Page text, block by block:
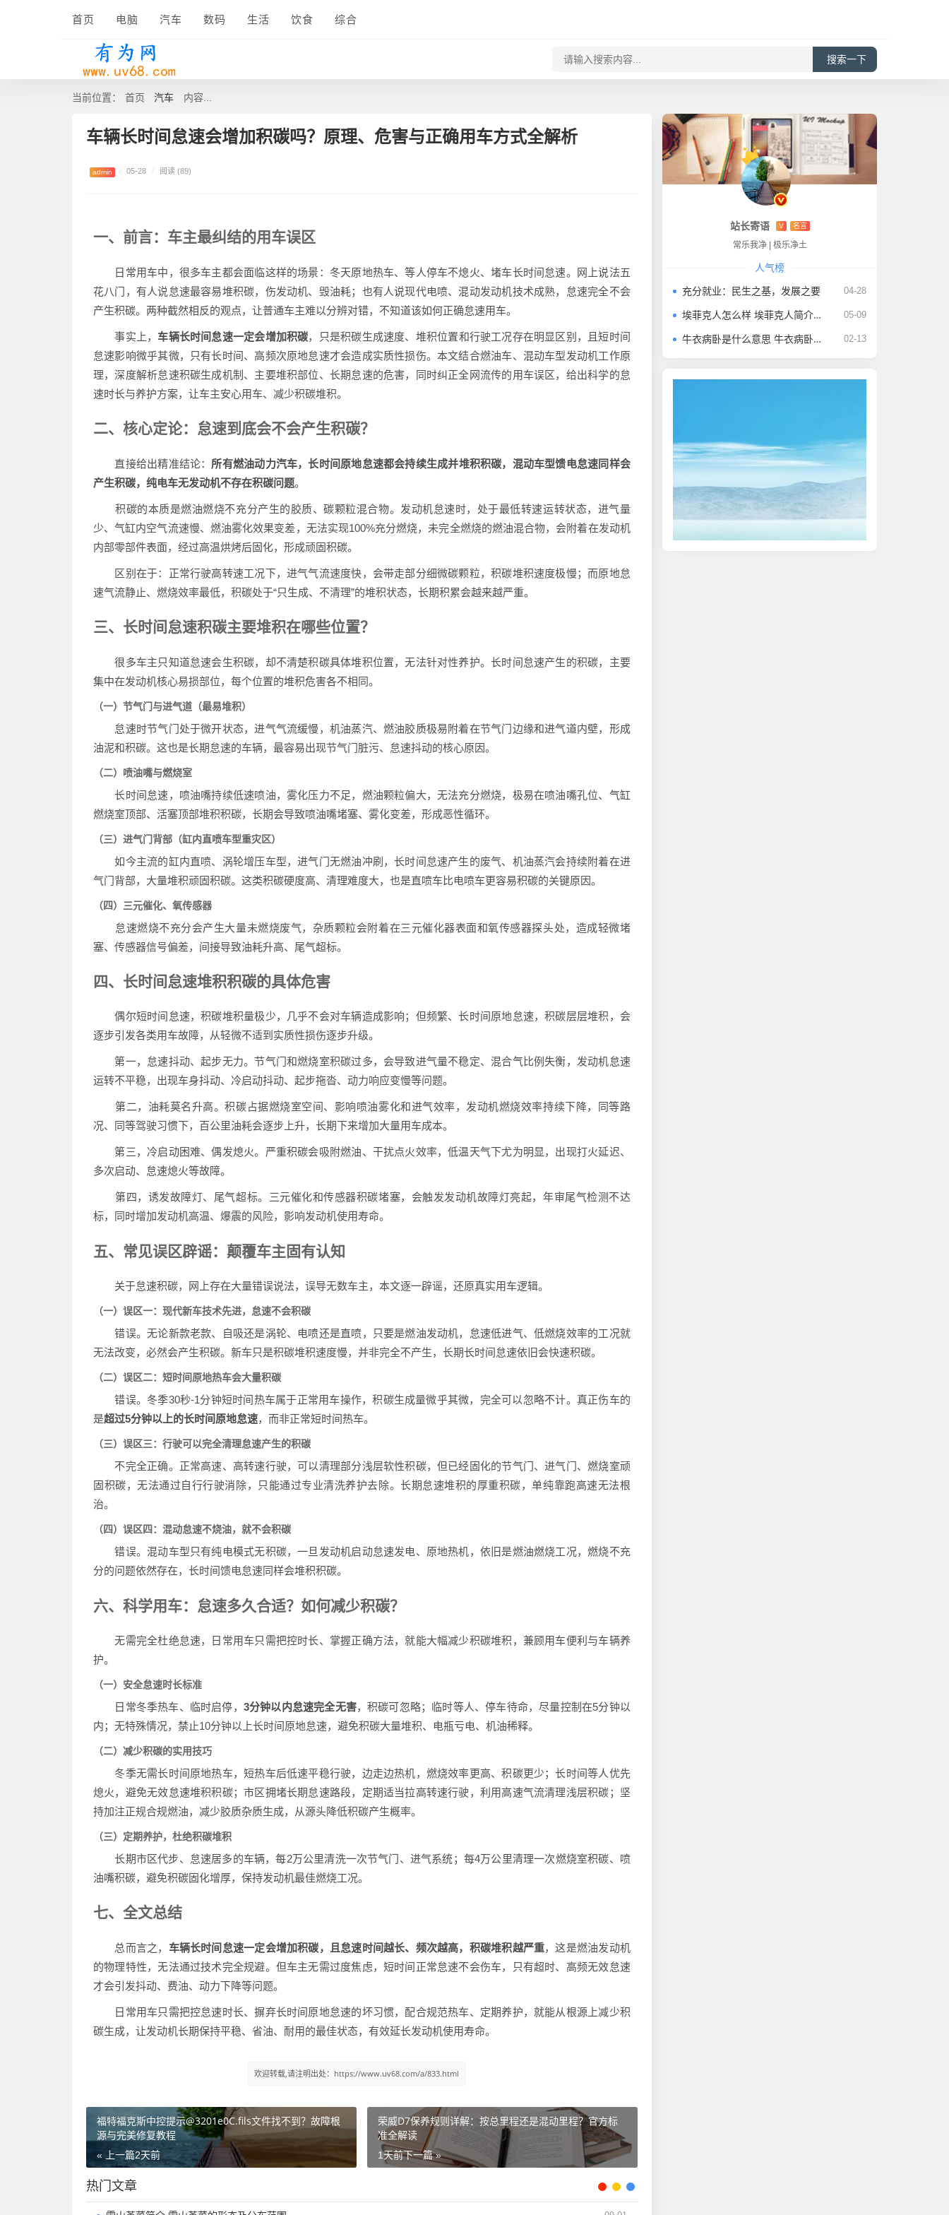
首页 电脑 汽车 数码 生活 饮食 综合
搜索一下
当前位置： 首页 汽车 内容...
车辆长时间怠速会增加积碳吗？原理、危害与正确用车方式全解析
admin / 05-28 / 阅读 (89)
一、前言：车主最纠结的用车误区
日常用车中，很多车主都会面临这样的场景：冬天原地热车、等人停车不熄火、堵车长时间怠速。网上说法五
花八门，有人说怠速最容易堆积碳，伤发动机、毁油耗；也有人说现代电喷、混动发动机技术成熟，怠速完全不会
产生积碳。两种截然相反的观点，让普通车主难以分辨对错，不知道该如何正确怠速用车。
事实上， 车辆长时间怠速一定会增加积碳，只是积碳生成速度、堆积位置和行驶工况存在明显区别，且短时间
怠速影响微乎其微，只有长时间、高频次原地怠速才会造成实质性损伤。本文结合燃油车、混动车型发动机工作原
理，深度解析怠速积碳生成机制、主要堆积部位、长期怠速的危害，同时纠正全网流传的用车误区，给出科学的怠
速时长与养护方案，让车主安心用车、减少积碳堆积。
二、核心定论：怠速到底会不会产生积碳？
直接给出精准结论： 所有燃油动力汽车，长时间原地怠速都会持续生成并堆积积碳，混动车型馈电怠速同样会
产生积碳，纯电车无发动机不存在积碳问题。
积碳的本质是燃油燃烧不充分产生的胶质、碳颗粒混合物。发动机怠速时，处于最低转速运转状态，进气量
少、气缸内空气流速慢、燃油雾化效果变差，无法实现100%充分燃烧，未完全燃烧的燃油混合物，会附着在发动机
内部零部件表面，经过高温烘烤后固化，形成顽固积碳。
区别在于：正常行驶高转速工况下，进气气流速度快，会带走部分细微碳颗粒，积碳堆积速度极慢；而原地怠
速气流静止、燃烧效率最低，积碳处于“只生成、不清理”的堆积状态，长期积累会越来越严重。
三、长时间怠速积碳主要堆积在哪些位置？
很多车主只知道怠速会生积碳，却不清楚积碳具体堆积位置，无法针对性养护。长时间怠速产生的积碳，主要
集中在发动机核心易损部位，每个位置的堆积危害各不相同。
（一）节气门与进气道（最易堆积）
怠速时节气门处于微开状态，进气气流缓慢，机油蒸汽、燃油胶质极易附着在节气门边缘和进气道内壁，形成
油泥和积碳。这也是长期怠速的车辆，最容易出现节气门脏污、怠速抖动的核心原因。
（二）喷油嘴与燃烧室
长时间怠速，喷油嘴持续低速喷油，雾化压力不足，燃油颗粒偏大，无法充分燃烧，极易在喷油嘴孔位、气缸
燃烧室顶部、活塞顶部堆积积碳，长期会导致喷油嘴堵塞、雾化变差，形成恶性循环。
（三）进气门背部（缸内直喷车型重灾区）
如今主流的缸内直喷、涡轮增压车型，进气门无燃油冲刷，长时间怠速产生的废气、机油蒸汽会持续附着在进
气门背部，大量堆积顽固积碳。这类积碳硬度高、清理难度大，也是直喷车比电喷车更容易积碳的关键原因。
（四）三元催化、氧传感器
怠速燃烧不充分会产生大量未燃烧废气，杂质颗粒会附着在三元催化器表面和氧传感器探头处，造成轻微堵
塞、传感器信号偏差，间接导致油耗升高、尾气超标。
四、长时间怠速堆积积碳的具体危害
偶尔短时间怠速，积碳堆积量极少，几乎不会对车辆造成影响；但频繁、长时间原地怠速，积碳层层堆积，会
逐步引发各类用车故障，从轻微不适到实质性损伤逐步升级。
第一，怠速抖动、起步无力。节气门和燃烧室积碳过多，会导致进气量不稳定、混合气比例失衡，发动机怠速
运转不平稳，出现车身抖动、冷启动抖动、起步拖沓、动力响应变慢等问题。
第二，油耗莫名升高。积碳占据燃烧室空间、影响喷油雾化和进气效率，发动机燃烧效率持续下降，同等路
况、同等驾驶习惯下，百公里油耗会逐步上升，长期下来增加大量用车成本。
第三，冷启动困难、偶发熄火。严重积碳会吸附燃油、干扰点火效率，低温天气下尤为明显，出现打火延迟、
多次启动、怠速熄火等故障。
第四，诱发故障灯、尾气超标。三元催化和传感器积碳堵塞，会触发发动机故障灯亮起，年审尾气检测不达
标，同时增加发动机高温、爆震的风险，影响发动机使用寿命。
五、常见误区辟谣：颠覆车主固有认知
关于怠速积碳，网上存在大量错误说法，误导无数车主，本文逐一辟谣，还原真实用车逻辑。
（一）误区一：现代新车技术先进，怠速不会积碳
错误。无论新款老款、自吸还是涡轮、电喷还是直喷，只要是燃油发动机，怠速低进气、低燃烧效率的工况就
无法改变，必然会产生积碳。新车只是积碳堆积速度慢，并非完全不产生，长期长时间怠速依旧会快速积碳。
（二）误区二：短时间原地热车会大量积碳
错误。冬季30秒-1分钟短时间热车属于正常用车操作，积碳生成量微乎其微，完全可以忽略不计。真正伤车的
是超过5分钟以上的长时间原地怠速，而非正常短时间热车。
（三）误区三：行驶可以完全清理怠速产生的积碳
不完全正确。正常高速、高转速行驶，可以清理部分浅层软性积碳，但已经固化的节气门、进气门、燃烧室顽
固积碳，无法通过自行行驶消除，只能通过专业清洗养护去除。长期怠速堆积的厚重积碳，单纯靠跑高速无法根
治。
（四）误区四：混动怠速不烧油，就不会积碳
错误。混动车型只有纯电模式无积碳，一旦发动机启动怠速发电、原地热机，依旧是燃油燃烧工况，燃烧不充
分的问题依然存在，长时间馈电怠速同样会堆积积碳。
六、科学用车：怠速多久合适？如何减少积碳？
无需完全杜绝怠速，日常用车只需把控时长、掌握正确方法，就能大幅减少积碳堆积，兼顾用车便利与车辆养
护。
（一）安全怠速时长标准
日常冬季热车、临时启停， 3分钟以内怠速完全无害，积碳可忽略；临时等人、停车待命，尽量控制在5分钟以
内；无特殊情况，禁止10分钟以上长时间原地怠速，避免积碳大量堆积、电瓶亏电、机油稀释。
（二）减少积碳的实用技巧
冬季无需长时间原地热车，短热车后低速平稳行驶，边走边热机，燃烧效率更高、积碳更少；长时间等人优先
熄火，避免无效怠速堆积积碳；市区拥堵长期怠速路段，定期适当拉高转速行驶，利用高速气流清理浅层积碳；坚
持加注正规合规燃油，减少胶质杂质生成，从源头降低积碳产生概率。
（三）定期养护，杜绝积碳堆积
长期市区代步、怠速居多的车辆，每2万公里清洗一次节气门、进气系统；每4万公里清理一次燃烧室积碳、喷
油嘴积碳，避免积碳固化增厚，保持发动机最佳燃烧工况。
七、全文总结
总而言之， 车辆长时间怠速一定会增加积碳，且怠速时间越长、频次越高，积碳堆积越严重，这是燃油发动机
的物理特性，无法通过技术完全规避。但车主无需过度焦虑，短时间正常怠速不会伤车，只有超时、高频无效怠速
才会引发抖动、费油、动力下降等问题。
日常用车只需把控怠速时长、摒弃长时间原地怠速的坏习惯，配合规范热车、定期养护，就能从根源上减少积
碳生成，让发动机长期保持平稳、省油、耐用的最佳状态，有效延长发动机使用寿命。
欢迎转载,请注明出处：https://www.uv68.com/a/833.html
福特福克斯中控提示@3201e0C.fils文件找不到？故障根
源与完美修复教程
« 上一篇2天前
荣威D7保养规则详解：按总里程还是混动里程？官方标
准全解读
下一篇 »
1天前
热门文章
站长寄语 V 名言
常乐我净 极乐净土
人气榜
充分就业：民生之基，发展之要 04-28
埃菲克人怎么样 埃菲克人简介及其生活 05-09
牛衣病卧是什么意思 牛衣病卧的成语故事 02-13